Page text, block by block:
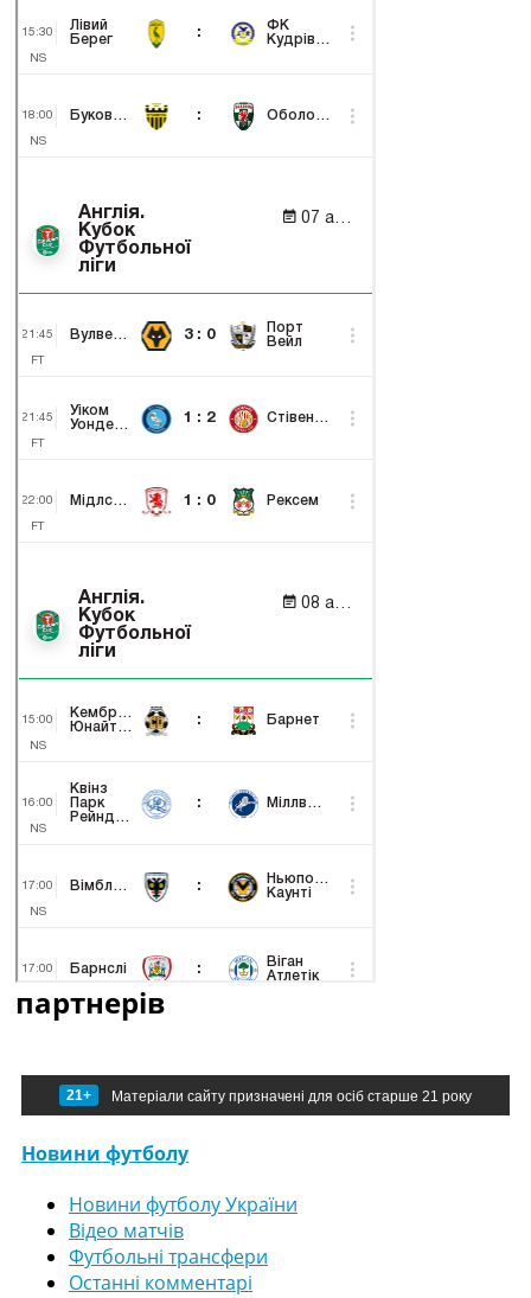
партнерів
21+ Матеріали сайту призначені для осіб старше 21 року
Новини футболу
Новини футболу України
Відео матчів
Футбольні трансфери
Останні комментарі